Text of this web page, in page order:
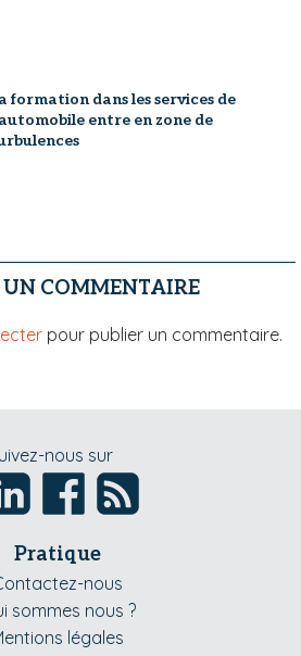
formation dans les services de
entre en zone de
UN COMMENTAIRE
pour publier un commentaire.
nous sur
Pratique
nous
sommes nous ?
légales